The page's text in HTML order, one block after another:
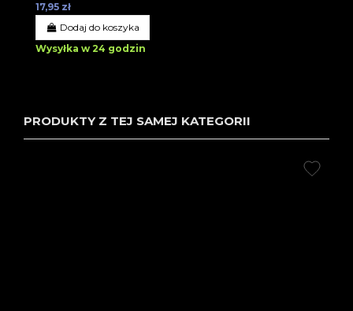
17,95 zł
Dodaj do koszyka
Wysyłka w 24 godzin
PRODUKTY Z TEJ SAMEJ KATEGORII